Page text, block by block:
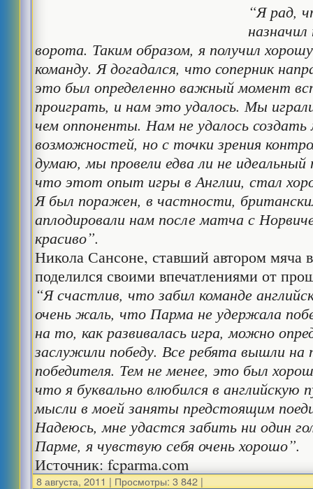
“Я рад,
ворота. Таким образом, я получил
команду. Я догадался, что соперник
это был определенно важный момент
проиграть, и нам это удалось. Мы
чем оппоненты. Нам не удалось создать
возможностей, но с точки зрения
думаю, мы провели едва ли не идеальный
что этот опыт игры в Англии, стал
Я был поражен, в частности,
аплодировали нам после матча с
красиво”.
Никола Сансоне, ставший автором мяча
поделился своими впечатлениями от
“Я счастлив, что забил команде
очень жаль, что Парма не удержала
на то, как развивалась игра, можно
заслужили победу. Все ребята вышли
победителя. Тем не менее, это был
что я буквально влюбился в английскую
мысли в моей заняты предстоящим
Надеюсь, мне удастся забить ни один
Парме, я чувствую себя очень хорошо”.
Источник: fcparma.com
8 августа, 2011 | Просмотры: 3 842 |